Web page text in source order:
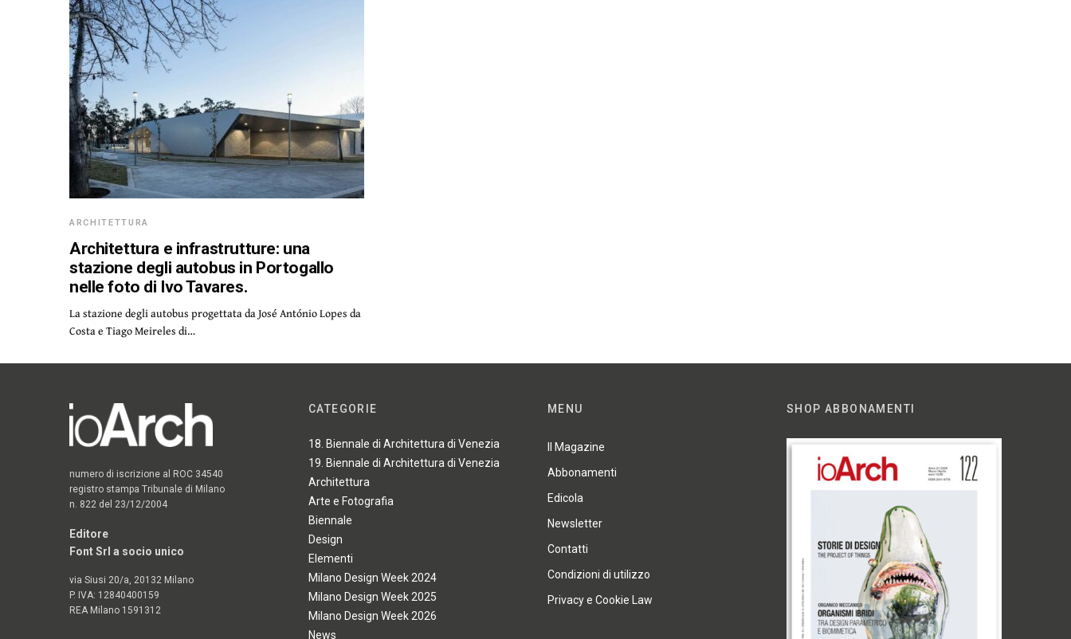
ARCHITETTURA
Architettura e infrastrutture: una
stazione degli autobus in Portogallo
nelle foto di Ivo Tavares.
La stazione degli autobus progettata da José António Lopes da
Costa e Tiago Meireles di…
numero di iscrizione al ROC 34540
registro stampa Tribunale di Milano
n. 822 del 23/12/2004
Editore
Font Srl a socio unico
via Siusi 20/a, 20132 Milano
P. IVA: 12840400159
REA Milano 1591312
CATEGORIE
18. Biennale di Architettura di Venezia
19. Biennale di Architettura di Venezia
Architettura
Arte e Fotografia
Biennale
Design
Elementi
Milano Design Week 2024
Milano Design Week 2025
Milano Design Week 2026
News
MENU
Il Magazine
Abbonamenti
Edicola
Newsletter
Contatti
Condizioni di utilizzo
Privacy e Cookie Law
SHOP ABBONAMENTI